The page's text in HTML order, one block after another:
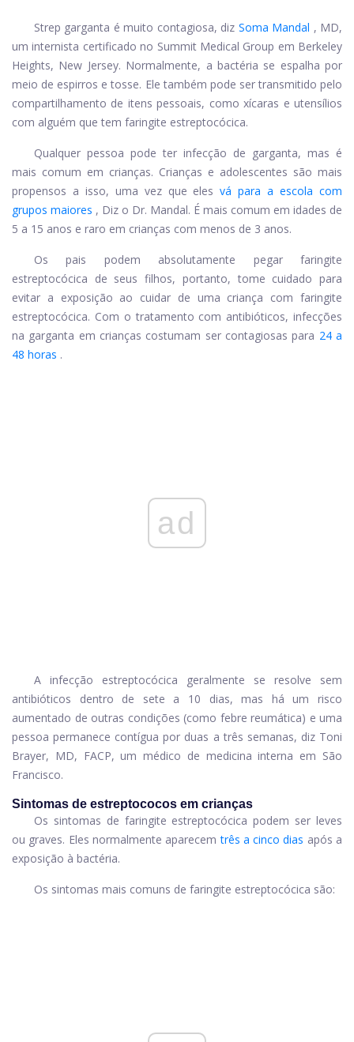
Strep garganta é muito contagiosa, diz Soma Mandal , MD,
um internista certificado no Summit Medical Group em Berkeley
Heights, New Jersey. Normalmente, a bactéria se espalha por
meio de espirros e tosse. Ele também pode ser transmitido pelo
compartilhamento de itens pessoais, como xícaras e utensílios
com alguém que tem faringite estreptocócica.
Qualquer pessoa pode ter infecção de garganta, mas é
mais comum em crianças. Crianças e adolescentes são mais
propensos a isso, uma vez que eles vá para a escola com
grupos maiores , Diz o Dr. Mandal. É mais comum em idades de
5 a 15 anos e raro em crianças com menos de 3 anos.
Os pais podem absolutamente pegar
faringite
estreptocócica de seus filhos, portanto, tome cuidado para
evitar a exposição ao cuidar de uma criança com faringite
estreptocócica. Com o tratamento com antibióticos, infecções
na garganta em crianças costumam ser contagiosas para 24 a
48 horas .
ad
A infecção estreptocócica geralmente se resolve sem
antibióticos dentro de sete a 10 dias, mas há um risco
aumentado de outras condições (como febre reumática) e uma
pessoa permanece contígua por duas a três semanas, diz Toni
Brayer, MD, FACP, um médico de medicina interna em São
Francisco.
Sintomas de estreptococos em crianças
Os sintomas de faringite estreptocócica podem ser leves
ou graves. Eles normalmente aparecem três a cinco dias após a
exposição à bactéria.
Os sintomas mais comuns de faringite estreptocócica são: